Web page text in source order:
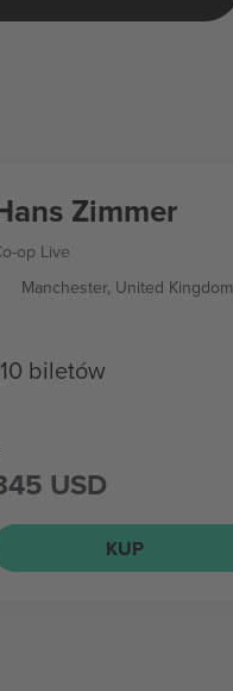
Zimmer
op Live
Manchester, United Kingdom
biletów
USD
KUP